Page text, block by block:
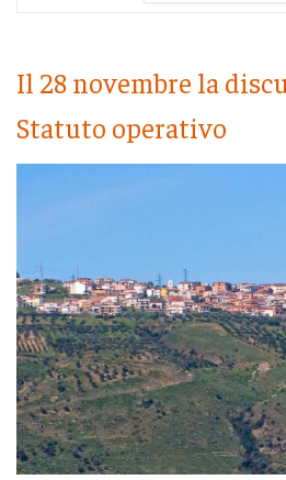
Il 28 novembre la
Statuto operativo